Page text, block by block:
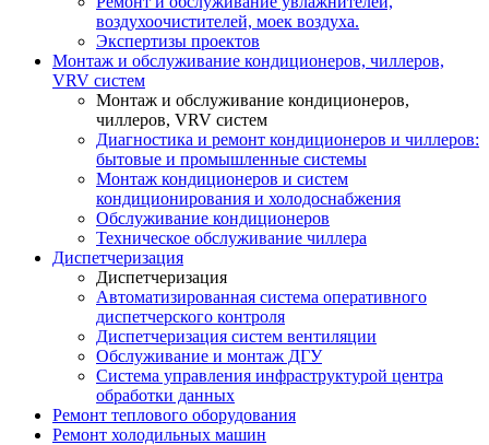
воздухоочистителей, моек воздуха.
Экспертизы проектов
Монтаж и обслуживание кондиционеров, чиллеров,
VRV систем
Монтаж и обслуживание кондиционеров,
чиллеров, VRV систем
Диагностика и ремонт кондиционеров и чиллеров:
бытовые и промышленные системы
Монтаж кондиционеров и систем
кондиционирования и холодоснабжения
Обслуживание кондиционеров
Техническое обслуживание чиллера
Диспетчеризация
Диспетчеризация
Автоматизированная система оперативного
диспетчерского контроля
Диспетчеризация систем вентиляции
Обслуживание и монтаж ДГУ
Система управления инфраструктурой центра
обработки данных
Ремонт теплового оборудования
Ремонт холодильных машин